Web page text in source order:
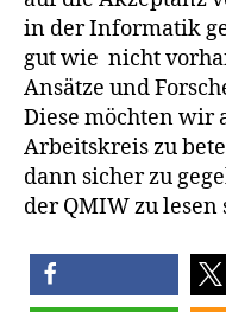
in der Informatik
gut wie nicht
Ansätze und
Diese möchten wir
Arbeitskreis zu
dann sicher zu
der QMIW zu lesen